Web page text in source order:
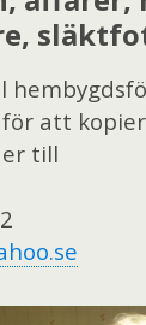
att
er till